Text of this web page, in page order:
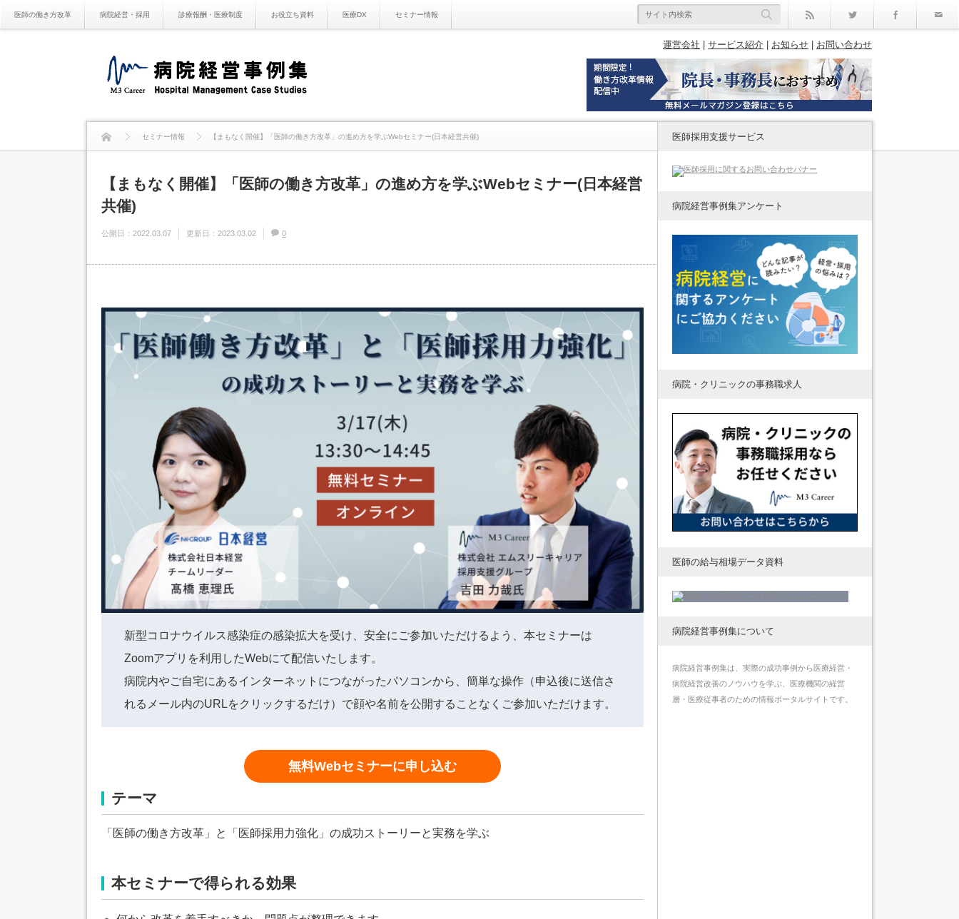
医師の働き方改革 病院経営・採用 診療報酬・医療制度 お役立ち資料 医療DX セミナー情報
運営会社 サービス紹介 お知らせ お問い合わせ
セミナー情報 【まもなく開催】「医師の働き方改革」の進め方を学ぶWebセミナー(日本経営共催)
【まもなく開催】「医師の働き方改革」の進め方を学ぶWebセミナー(日本経営
共催)
公開日： 2022.03.07 更新日： 2023.03.02 0
新型コロナウイルス感染症の感染拡大を受け、安全にご参加いただけるよう、本セミナーは
Zoomアプリを利用したWebにて配信いたします。
病院内やご自宅にあるインターネットにつながったパソコンから、簡単な操作（申込後に送信さ
れるメール内のURLをクリックするだけ）で顔や名前を公開することなくご参加いただけます。
無料Webセミナーに申し込む
テーマ
「医師の働き方改革」と「医師採用力強化」の成功ストーリーと実務を学ぶ
本セミナーで得られる効果
医師採用支援サービス
病院経営事例集アンケート
病院・クリニックの事務職求人
医師の給与相場データ資料
病院経営事例集について
病院経営事例集は、実際の成功事例から医療経営・
病院経営改善のノウハウを学ぶ、医療機関の経営
層・医療従事者のための情報ポータルサイトです。